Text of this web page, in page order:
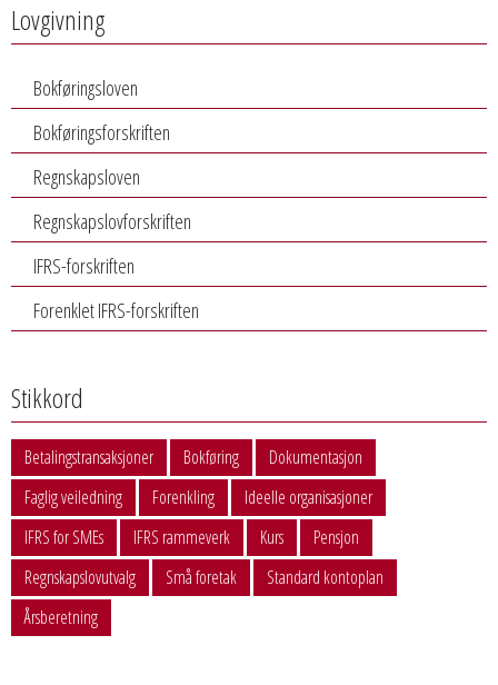
Lovgivning
Bokføringsloven
Bokføringsforskriften
Regnskapsloven
Regnskapslovforskriften
IFRS-forskriften
Forenklet IFRS-forskriften
Stikkord
Betalingstransaksjoner Bokføring
Dokumentasjon
Faglig veiledning
Forenkling
Ideelle organisasjoner
IFRS for SMEs
IFRS rammeverk Kurs
Pensjon
Regnskapslovutvalg
Små foretak
Standard kontoplan
Årsberetning